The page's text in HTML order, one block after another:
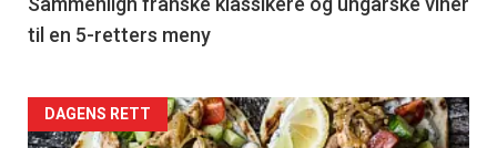
til en 5-retters meny
Forsiden
DAGENS RETT